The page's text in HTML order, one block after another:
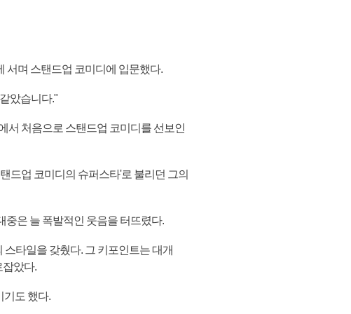
서며 스탠드업 코미디에 입문했다.
았습니다."
서 처음으로 스탠드업 코미디를 선보인
드업 코미디의 슈퍼스타'로 불리던 그의
중은 늘 폭발적인 웃음을 터뜨렸다.
타일을 갖췄다. 그 키포인트는 대개
잡았다.
기도 했다.